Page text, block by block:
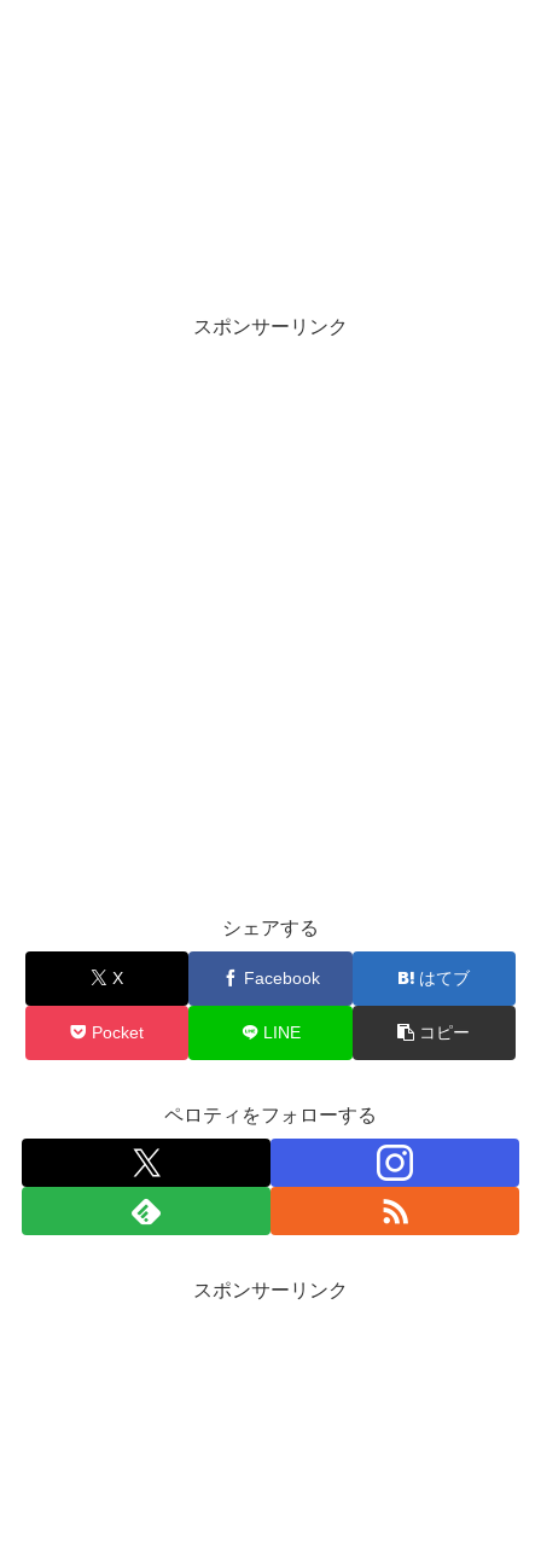
スポンサーリンク
シェアする
X Facebook はてブ
Pocket LINE コピー
ペロティをフォローする
スポンサーリンク